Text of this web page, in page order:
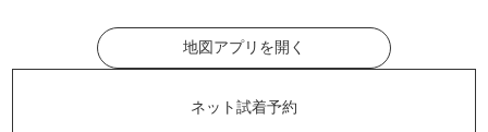
地図アプリを開く